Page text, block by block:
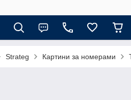
Strateg Картини за номерами